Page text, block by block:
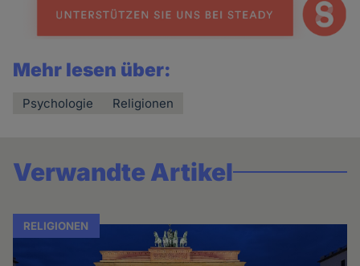
Mehr lesen über:
Psychologie Religionen
Verwandte Artikel
RELIGIONEN